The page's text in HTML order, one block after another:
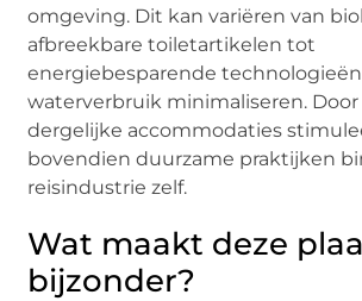
omgeving. Dit kan variëren van
afbreekbare toiletartikelen tot
energiebesparende
waterverbruik minimaliseren.
dergelijke accommodaties
bovendien duurzame praktijken
reisindustrie zelf.
Wat maakt deze
bijzonder?